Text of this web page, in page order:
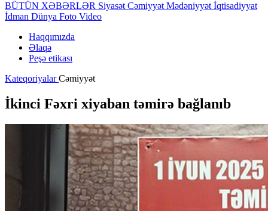
BÜTÜN XƏBƏRLƏR Siyasət Cəmiyyət Mədəniyyət İqtisadiyyat
İdman Dünya Foto Video
Haqqımızda
Əlaqə
Peşə etikası
KateqoriyalarCəmiyyət
İkinci Fəxri xiyaban təmirə bağlanıb